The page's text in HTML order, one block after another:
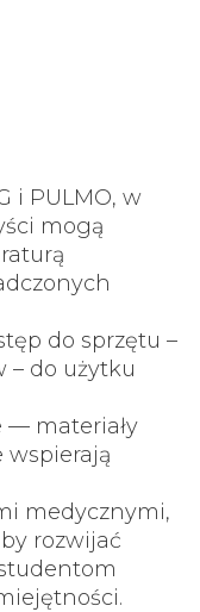
i PULMO, w
mogą
do sprzętu –
– do użytku
— materiały
medycznymi,
rozwijać